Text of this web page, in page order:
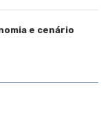
e cenário